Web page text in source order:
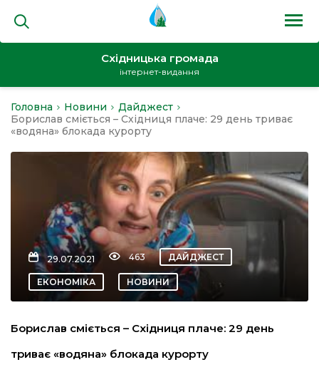
Східницька громада
інтернет-видання
Головна Новини
Дайджест
Борислав сміється – Східниця плаче: 29 день триває
«водяна» блокада курорту
29.07.2021 463 ДАЙДЖЕСТ
ЕКОНОМІКА НОВИНИ
Борислав сміється – Східниця плаче: 29 день
триває «водяна» блокада курорту